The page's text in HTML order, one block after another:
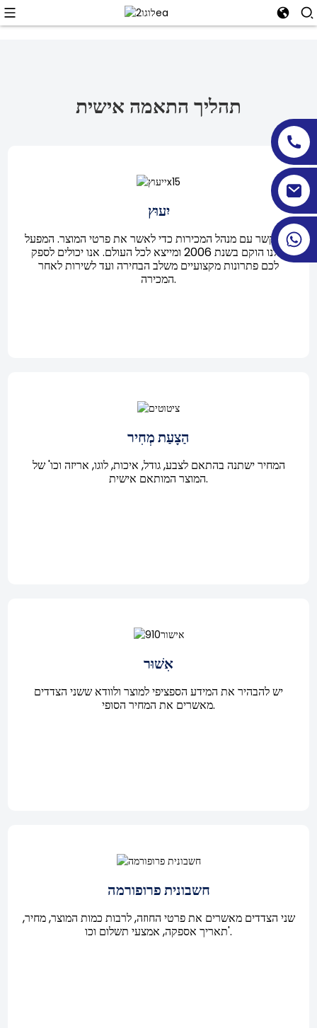
תהליך התאמה אישית
יִעוּץ
צרו קשר עם מנהל המכירות כדי לאשר את פרטי המוצר. המפעל
שלנו הוקם בשנת 2006 ומייצא לכל העולם. אנו יכולים לספק
לכם פתרונות מקצועיים משלב הבחירה ועד לשירות לאחר
המכירה.
הַצָעַת מְחִיר
המחיר ישתנה בהתאם לצבע, גודל, איכות, לוגו, אריזה וכו' של
המוצר המותאם אישית.
אִשׁוּר
יש להבהיר את המידע הספציפי למוצר ולוודא ששני הצדדים
מאשרים את המחיר הסופי.
חשבונית פרופורמה
שני הצדדים מאשרים את פרטי החוזה, לרבות כמות המוצר, מחיר,
תאריך אספקה, אמצעי תשלום וכו'.